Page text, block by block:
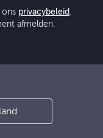
ons privacybeleid .
afmelden.